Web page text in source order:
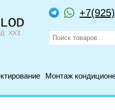
Монтаж